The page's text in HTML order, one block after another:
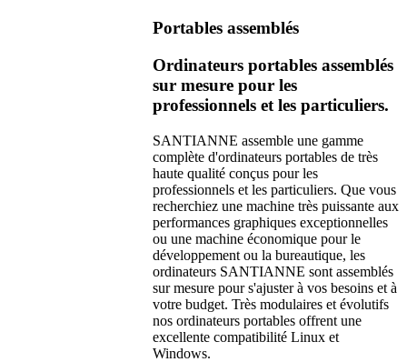
Portables assemblés
Ordinateurs portables assemblés
sur mesure pour les
professionnels et les particuliers.
SANTIANNE assemble une gamme
complète d'ordinateurs portables de très
haute qualité conçus pour les
professionnels et les particuliers. Que vous
recherchiez une machine très puissante aux
performances graphiques exceptionnelles
ou une machine économique pour le
développement ou la bureautique, les
ordinateurs SANTIANNE sont assemblés
sur mesure pour s'ajuster à vos besoins et à
votre budget. Très modulaires et évolutifs
nos ordinateurs portables offrent une
excellente compatibilité Linux et
Windows.